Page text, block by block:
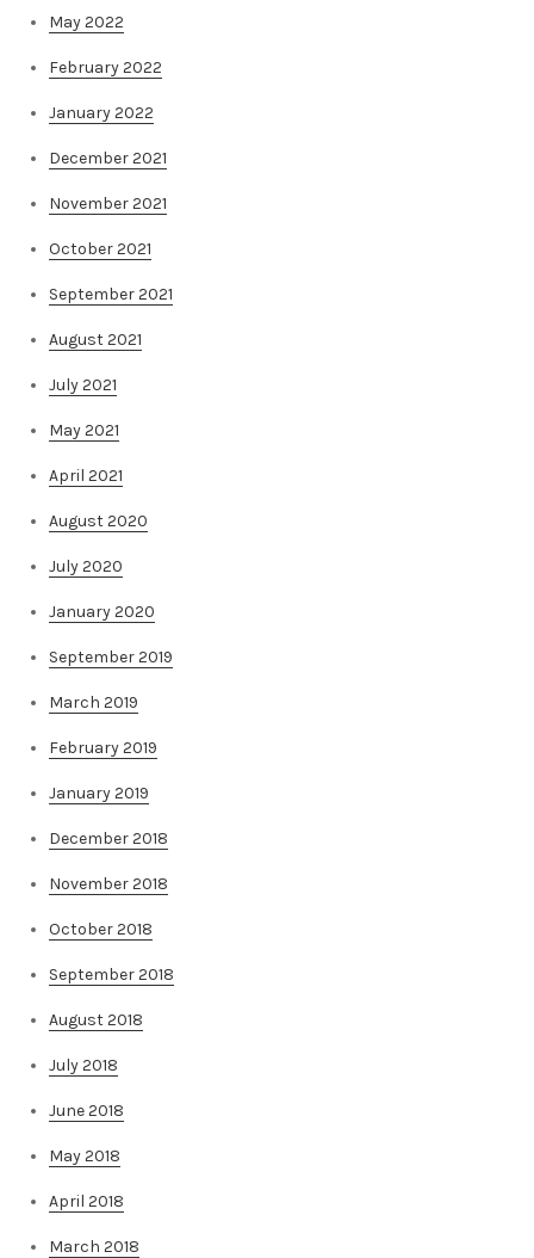
May 2022
February 2022
January 2022
December 2021
November 2021
October 2021
September 2021
August 2021
July 2021
May 2021
April 2021
August 2020
July 2020
January 2020
September 2019
March 2019
February 2019
January 2019
December 2018
November 2018
October 2018
September 2018
August 2018
July 2018
June 2018
May 2018
April 2018
March 2018